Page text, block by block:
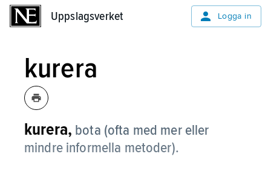
Uppslagsverket Logga in
kurera
kurera, bota (ofta med mer eller
mindre informella metoder).